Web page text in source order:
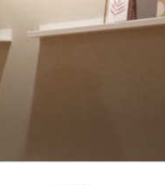
田市・桐